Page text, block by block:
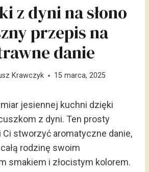
z dyni na słono
przepis na
danie
Krawczyk 15 marca, 2025
jesiennej kuchni dzięki
z dyni. Ten prosty
stworzyć aromatyczne danie,
rodzinę swoim
smakiem i złocistym kolorem.